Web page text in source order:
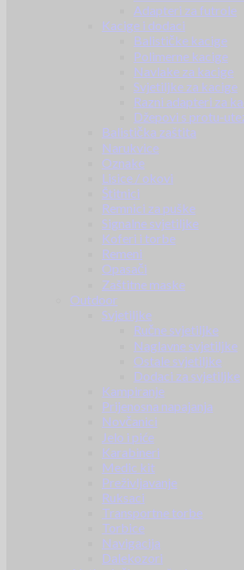
Adapteri za futrole
Kacige i dodaci
Balističke kacige
Polimerne kacige
Navlake za kacige
Svjetiljke za kacige
Razni adapteri za
Džepovi s protu-
Balistička zaštita
Narukvice
Oznake
Lisice / okovi
Štitnici
Remnici za puške
Signalne svjetiljke
Koferi i torbe
Remeni
Opasači
Zaštitne maske
Outdoor
Svjetiljke
Ručne svjetiljke
Naglavne svjetiljke
Ostale svjetiljke
Dodaci za svjetiljke
Kampiranje
Prijenosna napajanja
Novčanici
Jelo i piće
Karabineri
Medic kit
Preživljavanje
Ruksaci
Transportne torbe
Torbice
Navigacija
Dalekozori